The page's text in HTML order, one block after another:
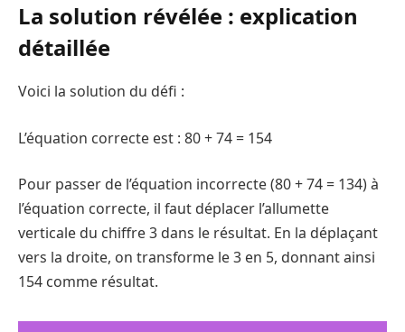
La solution révélée : explication
détaillée
Voici la solution du défi :
L’équation correcte est : 80 + 74 = 154
Pour passer de l’équation incorrecte (80 + 74 = 134) à
l’équation correcte, il faut déplacer l’allumette
verticale du chiffre 3 dans le résultat. En la déplaçant
vers la droite, on transforme le 3 en 5, donnant ainsi
154 comme résultat.